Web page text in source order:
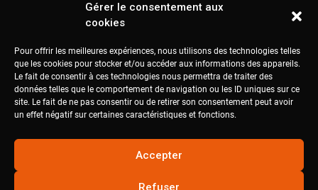
Gérer le consentement aux
cookies
Pour offrir les meilleures expériences, nous utilisons des technologies telles
que les cookies pour stocker et/ou accéder aux informations des appareils.
Le fait de consentir à ces technologies nous permettra de traiter des
données telles que le comportement de navigation ou les ID uniques sur ce
site. Le fait de ne pas consentir ou de retirer son consentement peut avoir
un effet négatif sur certaines caractéristiques et fonctions.
Accepter
Refuser